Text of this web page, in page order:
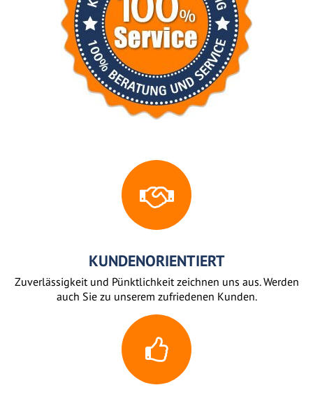
KUNDENORIENTIERT
Zuverlässigkeit und Pünktlichkeit zeichnen uns aus. Werden
auch Sie zu unserem zufriedenen Kunden.